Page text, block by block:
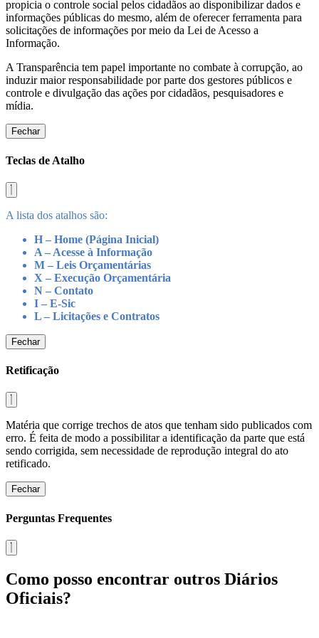
propicia o controle social pelos cidadãos ao disponibilizar dados e
informações públicas do mesmo, além de oferecer ferramenta para
solicitações de informações por meio da Lei de Acesso a
Informação.
A Transparência tem papel importante no combate à corrupção, ao
induzir maior responsabilidade por parte dos gestores públicos e
controle e divulgação das ações por cidadãos, pesquisadores e
mídia.
Fechar
Teclas de Atalho
A lista dos atalhos são:
H – Home (Página Inicial)
A – Acesse à Informação
M – Leis Orçamentárias
X – Execução Orçamentária
N – Contato
I – E-Sic
L – Licitações e Contratos
Fechar
Retificação
Matéria que corrige trechos de atos que tenham sido publicados com
erro. É feita de modo a possibilitar a identificação da parte que está
sendo corrigida, sem necessidade de reprodução integral do ato
retificado.
Fechar
Perguntas Frequentes
Como posso encontrar outros Diários
Oficiais?